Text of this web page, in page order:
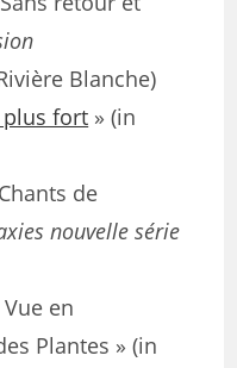
Blanche)
plus fort » (in
de
nouvelle série
Vue en
Plantes » (in